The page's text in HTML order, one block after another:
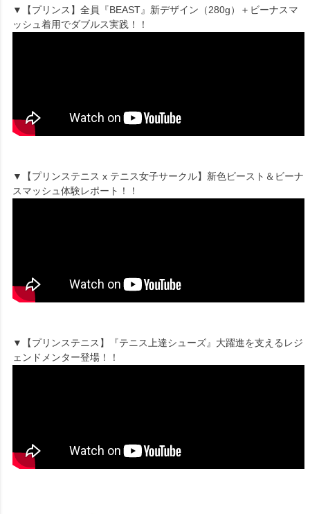
▼【プリンス】全員『BEAST』新デザイン（280g）＋ビーナスマ
ッシュ着用でダブルス実践！！
▼【プリンステニス x テニス女子サークル】新色ビースト＆ビーナ
スマッシュ体験レポート！！
▼【プリンステニス】『テニス上達シューズ』大躍進を支えるレジ
ェンドメンター登場！！